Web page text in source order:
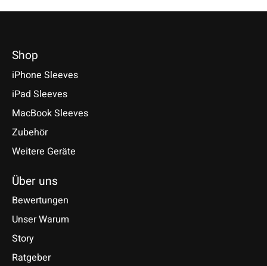
Shop
iPhone Sleeves
iPad Sleeves
MacBook Sleeves
Zubehör
Weitere Geräte
Über uns
Bewertungen
Unser Warum
Story
Ratgeber